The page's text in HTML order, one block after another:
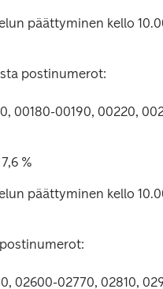
päättyminen kello
postinumerot:
00180-00190, 00220,
%
päättyminen kello
02600-02770, 02810,